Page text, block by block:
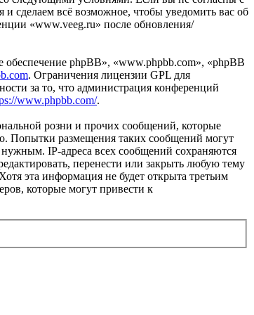
сделаем всё возможное, чтобы уведомить вас об
«www.veeg.ru» после обновления/
phpBB», «www.phpbb.com», «phpBB
. Ограничения лицензии GPL для
за то, что администрация конференций
www.phpbb.com/.
розни и прочих сообщений, которые
Попытки размещения таких сообщений могут
IP-адреса всех сообщений сохраняются
перенести или закрыть любую тему
эта информация не будет открыта третьим
которые могут привести к